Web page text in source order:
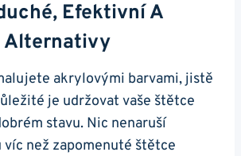
Efektivní A
Alternativy
akrylovými barvami, jistě
je udržovat vaše štětce
stavu. ⁢Nic nenaruší
než zapomenuté štětce